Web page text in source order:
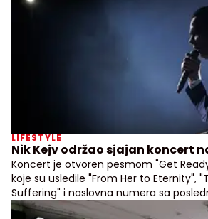
LIFESTYLE
Nik Kejv održao sjajan koncert
Koncert je otvoren pesmom "Get
koje su usledile "From Her to Eternity",
Suffering" i naslovna numera sa
God"